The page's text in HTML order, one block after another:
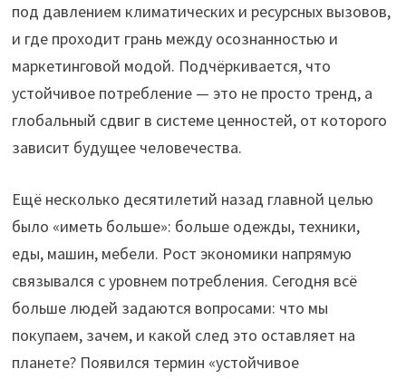
под давлением климатических и ресурсных вызовов,
и где проходит грань между осознанностью и
маркетинговой модой. Подчёркивается, что
устойчивое потребление — это не просто тренд, а
глобальный сдвиг в системе ценностей, от которого
зависит будущее человечества.
Ещё несколько десятилетий назад главной целью
было «иметь больше»: больше одежды, техники,
еды, машин, мебели. Рост экономики напрямую
связывался с уровнем потребления. Сегодня всё
больше людей задаются вопросами: что мы
покупаем, зачем, и какой след это оставляет на
планете? Появился термин «устойчивое